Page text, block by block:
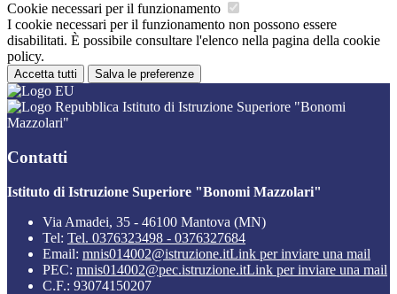
Cookie necessari per il funzionamento
I cookie necessari per il funzionamento non possono essere
disabilitati. È possibile consultare l'elenco nella pagina della cookie
policy.
Accetta tutti Salva le preferenze
Istituto di Istruzione Superiore "Bonomi
Mazzolari"
Contatti
Istituto di Istruzione Superiore "Bonomi Mazzolari"
Via Amadei, 35 - 46100 Mantova (MN)
Tel: Tel. 0376323498 - 0376327684
Email: mnis014002@istruzione.itLink per inviare una mail
PEC: mnis014002@pec.istruzione.itLink per inviare una mail
C.F.: 93074150207